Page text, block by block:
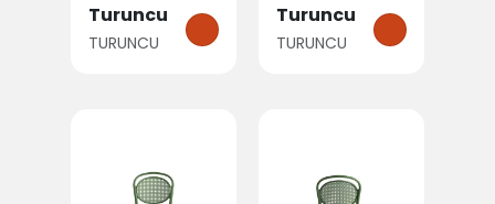
Turuncu
TURUNCU
Turuncu
TURUNCU